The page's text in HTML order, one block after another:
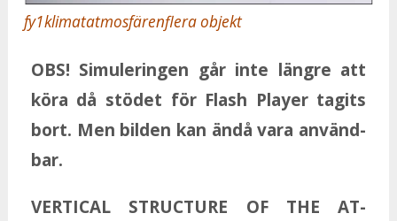
fy1klimatatmosfärenflera objekt
OBS! Si­mu­le­ring­en går inte läng­re att
köra då stö­det för Flash Play­er ta­gits
bort. Men bil­den kan ändå vara an­vänd­
bar.
VER­TI­CAL STRUCTU­RE OF THE AT­